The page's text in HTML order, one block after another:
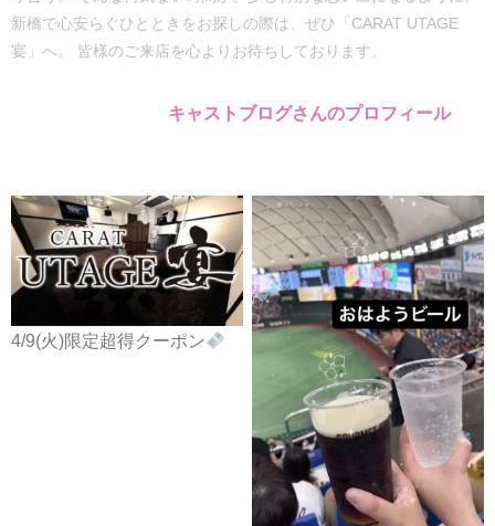
新橋で心安らぐひとときをお探しの際は、ぜひ「CARAT UTAGE
宴」へ。 皆様のご来店を心よりお待ちしております。
キャストブログさんのプロフィール
4/9(火)限定超得クーポン